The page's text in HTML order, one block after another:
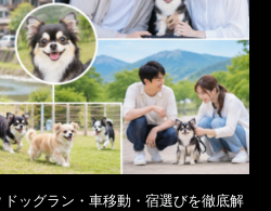
ッグラン・車移動・宿選びを徹底解